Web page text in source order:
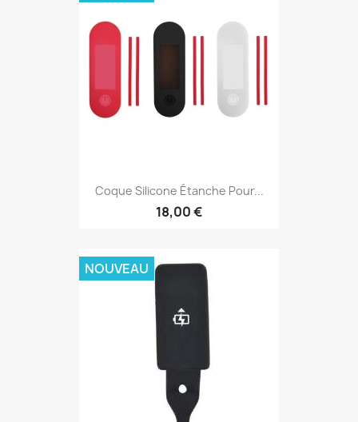
Coque Silicone Étanche Pour...
18,00 €
NOUVEAU